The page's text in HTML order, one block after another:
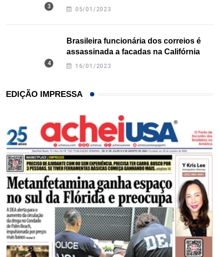
Texas
05/01/2023
Brasileira funcionária dos correios é
assassinada a facadas na Califórnia
16/01/2023
EDIÇÃO IMPRESSA